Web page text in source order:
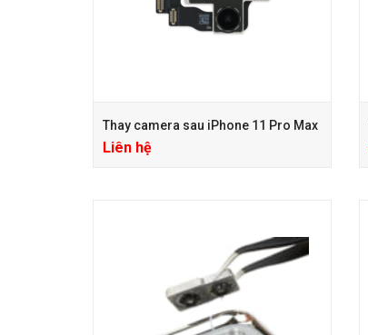
Thay camera sau iPhone 11 Pro Max
Liên hệ